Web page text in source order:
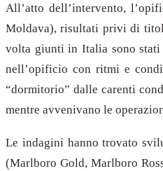
All’atto dell’intervento,
Moldava), risultati privi di
volta giunti in Italia sono stati
nell’opificio con ritmi e
“dormitorio” dalle carenti
mentre avvenivano le
Le indagini hanno trovato
(Marlboro Gold, Marlboro